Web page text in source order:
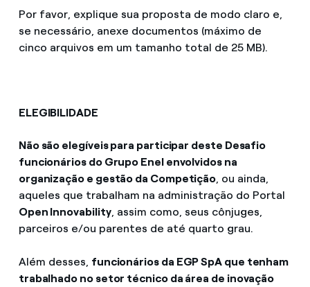
Por favor, explique sua proposta de modo claro e,
se necessário, anexe documentos (máximo de
cinco arquivos em um tamanho total de 25 MB).
ELEGIBILIDADE
Não são elegíveis para participar deste Desafio
funcionários do Grupo Enel envolvidos na
organização e gestão da Competição, ou ainda,
aqueles que trabalham na administração do Portal
Open Innovability, assim como, seus cônjuges,
parceiros e/ou parentes de até quarto grau.
Além desses, funcionários da EGP SpA que tenham
trabalhado no setor técnico da área de inovação